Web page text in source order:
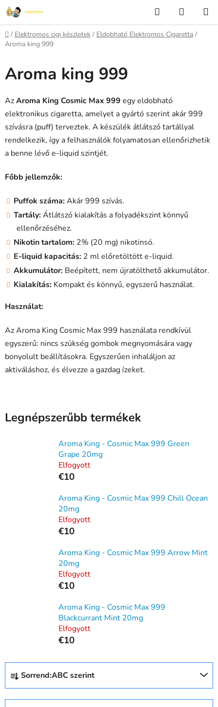
Ugrás
fő
tartalomhoz
KeresésKOSÁR
Kezdőlap
/ Elektromos cigi készletek / Eldobható Elektromos Cigaretta /
Aroma king 999
Aroma king 999
AzAroma King Cosmic Max 999 egy eldobható
elektronikus cigaretta, amelyet a gyártó szerint akár 999
szívásra (puff) terveztek. A készülék átlátszó tartállyal
rendelkezik, így a felhasználók folyamatosan ellenőrizhetik
a benne lévő e-liquid szintjét.
Főbb jellemzők:
Puffok száma:Akár 999 szívás.
Tartály:Átlátszó kialakítás a folyadékszint könnyű
ellenőrzéséhez.
Nikotin tartalom: 2% (20 mg) nikotinsó.
E-liquid kapacitás: 2 ml előretöltött e-liquid.
Akkumulátor: Beépített, nem újratölthető akkumulátor.
Kialakítás: Kompakt és könnyű, egyszerű használat.
Használat:
Az Aroma King Cosmic Max 999 használata rendkívül
egyszerű: nincs szükség gombok megnyomására vagy
bonyolult beállításokra. Egyszerűen inhaláljon az
aktiváláshoz, és élvezze a gazdag ízeket.
Legnépszerűbb termékek
Aroma King - Cosmic Max 999 Green
Grape 20mg
Elfogyott
€10
Aroma King - Cosmic Max 999 Chill Ocean
20mg
Elfogyott
€10
Aroma King - Cosmic Max 999 Arrow Mint
20mg
Elfogyott
€10
Aroma King - Cosmic Max 999
Blackcurrant Mint 20mg
Elfogyott
€10
T
r
Sorrend:ABC szerint